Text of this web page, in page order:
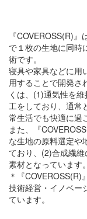
『COVEROSS(R)
で１枚の生地に同時
術です。
寝具や家具などに用
用することで開発さ
くは、(1)通気性を
工をしており、通常
常生活でも快適に過
また、『
な生地の原料選定や
ており、(2)合成繊
素材となっています。
＊『
技術経営・イノベー
ています。